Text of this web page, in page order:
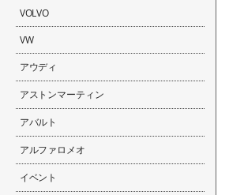
VOLVO
VW
アウディ
アストンマーティン
アバルト
アルファロメオ
イベント